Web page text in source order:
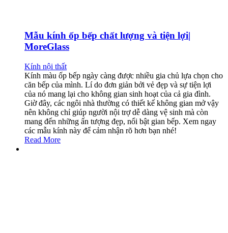
Mẫu kính ốp bếp chất lượng và tiện lợi|
MoreGlass
Kính nội thất
Kính màu ốp bếp ngày càng được nhiều gia chủ lựa chọn cho
căn bếp của mình. Lí do đơn giản bởi vẻ đẹp và sự tiện lợi
của nó mang lại cho không gian sinh hoạt của cả gia đình.
Giờ đây, các ngôi nhà thường có thiết kế không gian mở vậy
nên không chỉ giúp người nội trợ dễ dàng vệ sinh mà còn
mang đến những ấn tượng đẹp, nổi bật gian bếp. Xem ngay
các mẫu kính này để cảm nhận rõ hơn bạn nhé!
Read More